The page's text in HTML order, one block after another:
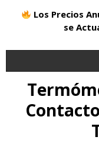
Los Precios
se
Inicio
Alimentación